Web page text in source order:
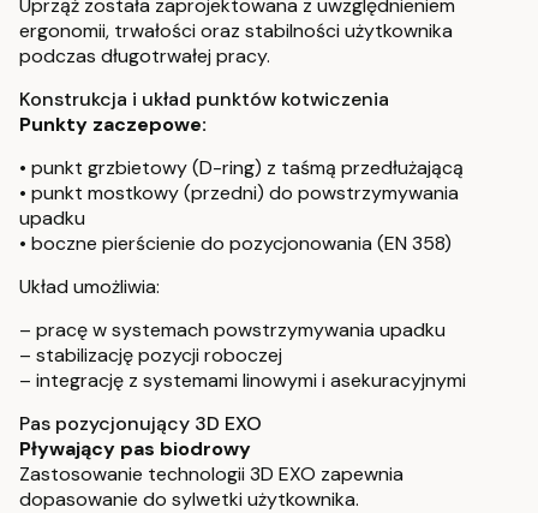
ergonomii, trwałości oraz stabilności użytkownika
podczas długotrwałej pracy.
Konstrukcja i układ punktów kotwiczenia
Punkty zaczepowe:
• punkt grzbietowy (D-ring) z taśmą przedłużającą
• punkt mostkowy (przedni) do powstrzymywania
upadku
• boczne pierścienie do pozycjonowania (EN 358)
Układ umożliwia:
– pracę w systemach powstrzymywania upadku
– stabilizację pozycji roboczej
– integrację z systemami linowymi i asekuracyjnymi
Pas pozycjonujący 3D EXO
Pływający pas biodrowy
Zastosowanie technologii 3D EXO zapewnia
dopasowanie do sylwetki użytkownika.